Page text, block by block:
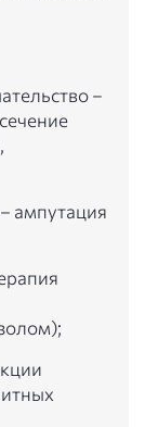
–
ампутация